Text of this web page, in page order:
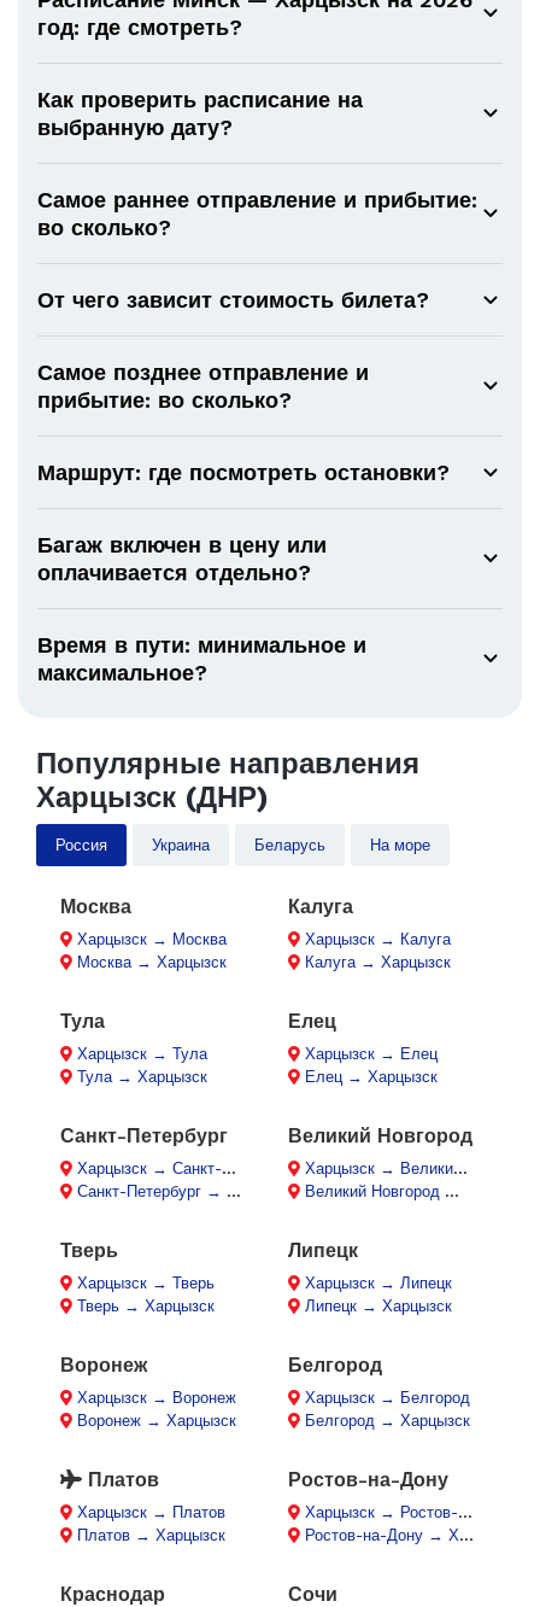
год: где смотреть?
Как проверить расписание на
выбранную дату?
Самое раннее отправление и прибытие:
во сколько?
От чего зависит стоимость билета?
Самое позднее отправление и
прибытие: во сколько?
Маршрут: где посмотреть остановки?
Багаж включен в цену или
оплачивается отдельно?
Время в пути: минимальное и
максимальное?
Популярные направления
Харцызск (ДНР)
Россия Украина Беларусь На море
Москва
Харцызск → Москва
Москва → Харцызск
Калуга
Харцызск → Калуга
Калуга → Харцызск
Тула
Харцызск → Тула
Тула → Харцызск
Елец
Харцызск → Елец
Елец → Харцызск
Санкт-Петербург
Харцызск → Санкт-Петербург
Санкт-Петербург → Харцызск
Великий Новгород
Харцызск → Великий Новгород
Великий Новгород → Харцызск
Тверь
Харцызск → Тверь
Тверь → Харцызск
Липецк
Харцызск → Липецк
Липецк → Харцызск
Воронеж
Харцызск → Воронеж
Воронеж → Харцызск
Белгород
Харцызск → Белгород
Белгород → Харцызск
Платов
Харцызск → Платов
Платов → Харцызск
Ростов-на-Дону
Харцызск → Ростов-на-Дону
Ростов-на-Дону → Харцызск
Краснодар Сочи